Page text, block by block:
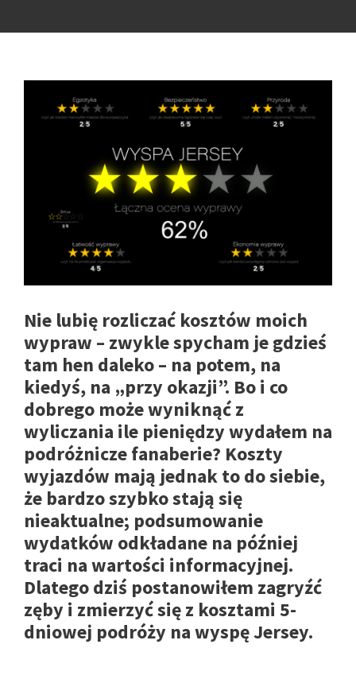
Nie lubię rozliczać kosztów moich
wypraw – zwykle spycham je gdzieś
tam hen daleko – na potem, na
kiedyś, na „przy okazji”. Bo i co
dobrego może wyniknąć z
wyliczania ile pieniędzy wydałem na
podróżnicze fanaberie? Koszty
wyjazdów mają jednak to do siebie,
że bardzo szybko stają się
nieaktualne; podsumowanie
wydatków odkładane na później
traci na wartości informacyjnej.
Dlatego dziś postanowiłem zagryźć
zęby i zmierzyć się z kosztami 5-
dniowej podróży na wyspę Jersey.